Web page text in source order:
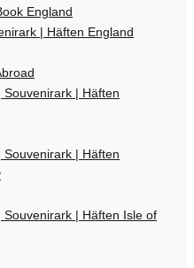
England
| Häften England
Souvenirark | Häften
Souvenirark | Häften
Souvenirark | Häften Isle of